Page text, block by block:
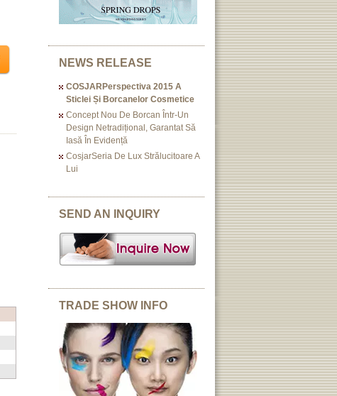
NEWS RELEASE
COSJARPerspectiva 2015 A
Sticlei Și Borcanelor Cosmetice
Concept Nou De Borcan Într-Un
Design Netradițional, Garantat Să
Iasă În Evidență
CosjarSeria De Lux Strălucitoare A
Lui
SEND AN INQUIRY
TRADE SHOW INFO